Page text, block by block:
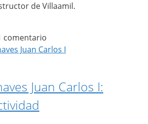
de Villaamil.
comentario
Juan Carlos I: